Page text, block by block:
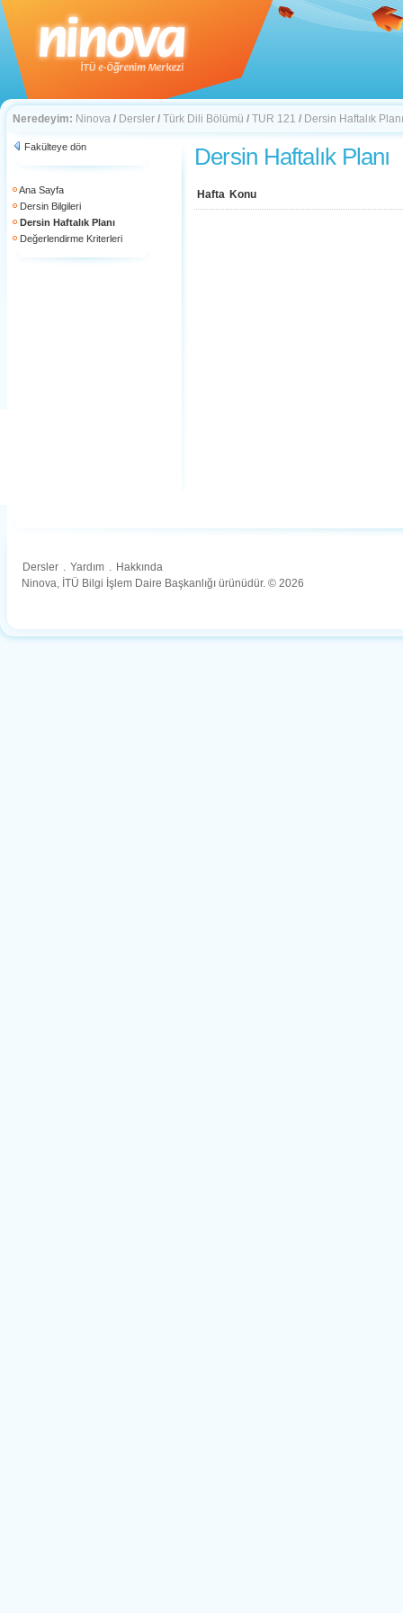
Neredeyim: Ninova / Dersler / Türk Dili Bölümü / TUR 121 / Dersin Haftalık Planı
Fakülteye dön
Ana Sayfa
Dersin Bilgileri
Dersin Haftalık Planı
Değerlendirme Kriterleri
Dersin Haftalık Planı
Hafta Konu
Dersler . Yardım . Hakkında
Ninova, İTÜ Bilgi İşlem Daire Başkanlığı ürünüdür. © 2026